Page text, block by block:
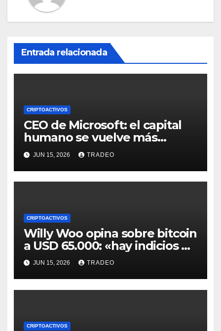
Entrada relacionada
CRIPTOACTIVOS
CEO de Microsoft: el capital
humano se vuelve más
valioso a medida que crece la
IA
JUN 15, 2026 TRADEO
CRIPTOACTIVOS
Willy Woo opina sobre bitcoin
a USD 65.000: «hay indicios de
posible divergencia alcista»
JUN 15, 2026 TRADEO
CRIPTOACTIVOS